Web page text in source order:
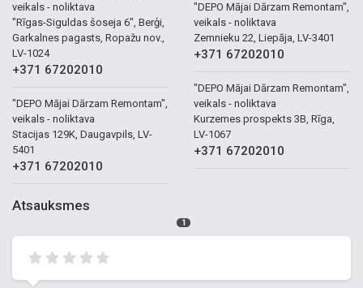
veikals - noliktava
"Rīgas-Siguldas šoseja 6", Berģi,
Garkalnes pagasts, Ropažu nov.,
LV-1024
+371 67202010
"DEPO Mājai Dārzam Remontam",
veikals - noliktava
Stacijas 129K, Daugavpils, LV-
5401
+371 67202010
"DEPO Mājai Dārzam Remontam",
veikals - noliktava
Zemnieku 22, Liepāja, LV-3401
+371 67202010
"DEPO Mājai Dārzam Remontam",
veikals - noliktava
Kurzemes prospekts 3B, Rīga,
LV-1067
+371 67202010
Atsauksmes
1